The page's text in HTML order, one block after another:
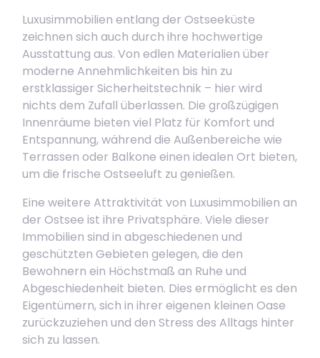
Luxusimmobilien entlang der Ostseeküste
zeichnen sich auch durch ihre hochwertige
Ausstattung aus. Von edlen Materialien über
moderne Annehmlichkeiten bis hin zu
erstklassiger Sicherheitstechnik – hier wird
nichts dem Zufall überlassen. Die großzügigen
Innenräume bieten viel Platz für Komfort und
Entspannung, während die Außenbereiche wie
Terrassen oder Balkone einen idealen Ort bieten,
um die frische Ostseeluft zu genießen.
Eine weitere Attraktivität von Luxusimmobilien an
der Ostsee ist ihre Privatsphäre. Viele dieser
Immobilien sind in abgeschiedenen und
geschützten Gebieten gelegen, die den
Bewohnern ein Höchstmaß an Ruhe und
Abgeschiedenheit bieten. Dies ermöglicht es den
Eigentümern, sich in ihrer eigenen kleinen Oase
zurückzuziehen und den Stress des Alltags hinter
sich zu lassen.